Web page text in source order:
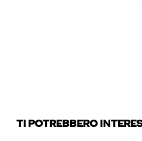
TI POTREBBERO